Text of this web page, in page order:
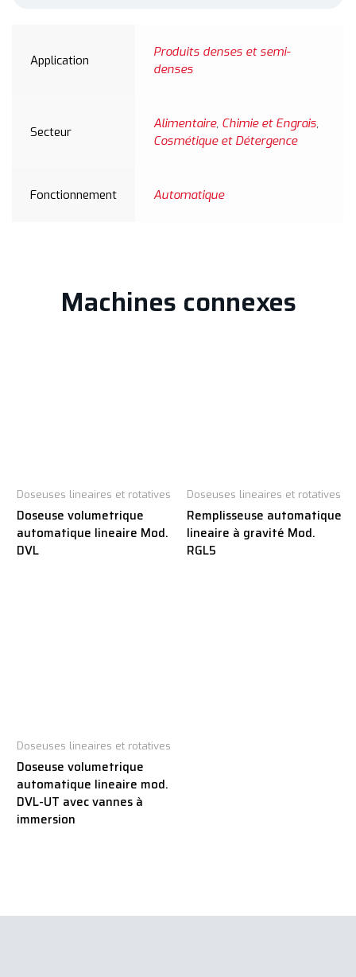
Application
Produits denses et semi-
denses
Secteur
Alimentaire, Chimie et Engrais,
Cosmétique et Détergence
Fonctionnement Automatique
Machines connexes
Doseuses lineaires et rotatives
Doseuse volumetrique
automatique lineaire Mod.
DVL
Doseuses lineaires et rotatives
Remplisseuse automatique
lineaire à gravité Mod.
RGL5
Doseuses lineaires et rotatives
Doseuse volumetrique
automatique lineaire mod.
DVL-UT avec vannes à
immersion